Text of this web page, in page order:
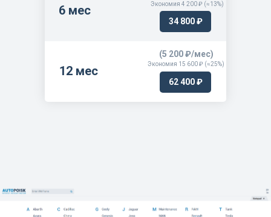
ALTIMA PRC MAKE ( 2018 - )
ALTIMA THI MAKE ( 2013 - 2017 )
ALTIMA THI MAKE ( 2017 - )
APRIO ( 2007 - )
ARIYA ( 2024 - )
ATLEON ( 2011 - 2013 )
(5 200 ₽/мес)
Экономия 15 600 ₽ (≈25%)
62 400 ₽
34 800 ₽
Экономия 4 200 ₽ (≈13%)
12 мес
6 мес